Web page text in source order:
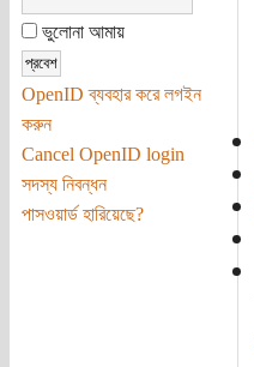
ভুলোনা আমায়
OpenID ব্যবহার করে লগইন
করুন
Cancel OpenID login
সদস্য নিবন্ধন
পাসওয়ার্ড হারিয়েছে?